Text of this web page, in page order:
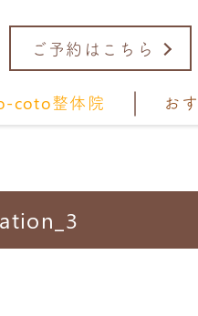
ご予約はこちら
coto整体院 お